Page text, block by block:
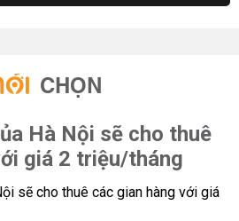
CHỌN
Hà Nội sẽ cho thuê
giá 2 triệu/tháng